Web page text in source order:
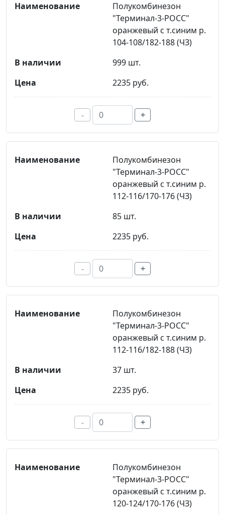
Полукомбинезон
"Терминал-3-РОСС"
оранжевый с т.синим р.
104-108/182-188 (ЧЗ)
999 шт.
2235 руб.
- +
Полукомбинезон
"Терминал-3-РОСС"
оранжевый с т.синим р.
112-116/170-176 (ЧЗ)
85 шт.
2235 руб.
- +
Полукомбинезон
"Терминал-3-РОСС"
оранжевый с т.синим р.
112-116/182-188 (ЧЗ)
37 шт.
2235 руб.
- +
Полукомбинезон
"Терминал-3-РОСС"
оранжевый с т.синим р.
120-124/170-176 (ЧЗ)